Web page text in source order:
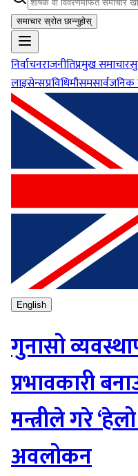
समाचार स्रोत छान्नुहोस्
निर्वाचनराजनीतिप्रमुख समाचार
लाइसेन्सप्रविधिमौसम
English
गुनासो
प्रभावकारी
मन्त्रीले गरे
अवलोकन